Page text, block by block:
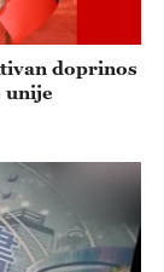
doprinos
unije